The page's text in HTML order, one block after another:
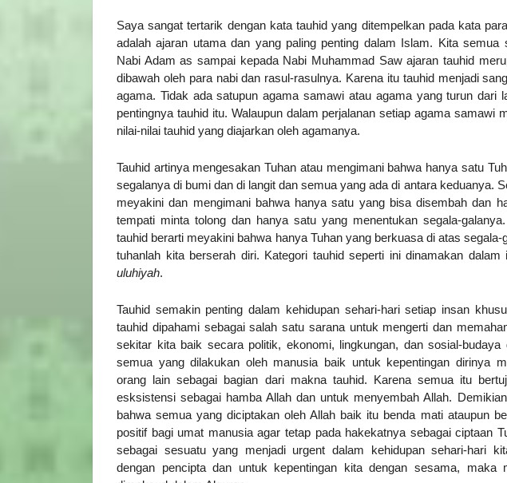
Saya sangat tertarik dengan kata tauhid yang ditempelkan pada kata
adalah ajaran utama dan yang paling penting dalam Islam. Kita semua
Nabi Adam as sampai kepada Nabi Muhammad Saw ajaran tauhid
dibawah oleh para nabi dan rasul-rasulnya. Karena itu tauhid menjadi
agama. Tidak ada satupun agama samawi atau agama yang turun dari
pentingnya tauhid itu. Walaupun dalam perjalanan setiap agama samawi
nilai-nilai tauhid yang diajarkan oleh agamanya.
Tauhid artinya mengesakan Tuhan atau mengimani bahwa hanya satu
segalanya di bumi dan di langit dan semua yang ada di antara keduanya.
meyakini dan mengimani bahwa hanya satu yang bisa disembah dan
tempati minta tolong dan hanya satu yang menentukan segala-
tauhid berarti meyakini bahwa hanya Tuhan yang berkuasa di atas
tuhanlah kita berserah diri. Kategori tauhid seperti ini dinamakan dalam
uluhiyah.
Tauhid semakin penting dalam kehidupan sehari-hari setiap insan
tauhid dipahami sebagai salah satu sarana untuk mengerti dan
sekitar kita baik secara politik, ekonomi, lingkungan, dan sosial-budaya
semua yang dilakukan oleh manusia baik untuk kepentingan dirinya
orang lain sebagai bagian dari makna tauhid. Karena semua itu
esksistensi sebagai hamba Allah dan untuk menyembah Allah.
bahwa semua yang diciptakan oleh Allah baik itu benda mati ataupun
positif bagi umat manusia agar tetap pada hakekatnya sebagai ciptaan
sebagai sesuatu yang menjadi urgent dalam kehidupan sehari-hari
dengan pencipta dan untuk kepentingan kita dengan sesama, maka